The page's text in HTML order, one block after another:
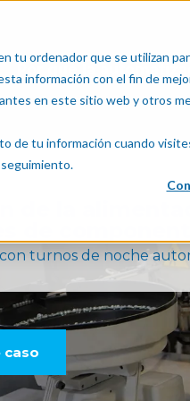
tu ordenador que se utilizan
información con el fin de
en este sitio web y otros
de tu información cuando
Por qué la
de la
turnos de noche
caso